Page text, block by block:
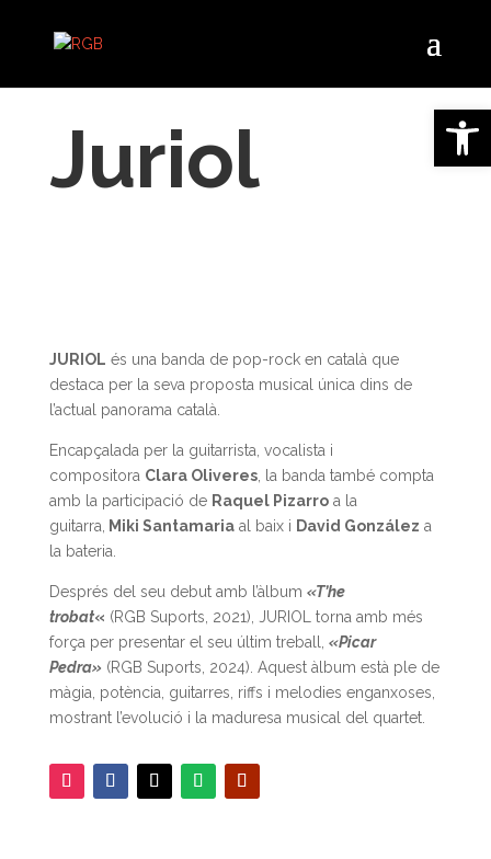
Juriol
JURIOL és una banda de pop-rock en català que
destaca per la seva proposta musical única dins de
l’actual panorama català.
Encapçalada per la guitarrista, vocalista i
compositora Clara Oliveres, la banda també compta
amb la participació de Raquel Pizarro a la
guitarra,
Miki Santamaria al baix i David González a
la bateria.
Després del seu debut amb l’àlbum «T’he
trobat« (RGB Suports, 2021), JURIOL torna amb més
força per presentar el seu últim treball,
«Picar
Pedra» (RGB Suports, 2024). Aquest àlbum està ple de
màgia, potència, guitarres, riffs i melodies enganxoses,
mostrant l’evolució i la maduresa musical del quartet.
Obre